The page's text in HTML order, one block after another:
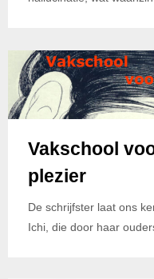
Vakschool
plezier
De schrijfster laat ons
Ichi, die door haar